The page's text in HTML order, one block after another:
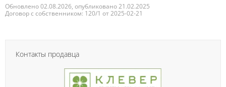
Обновлено 02.08.2026, опубликовано 21.02.2025
Договор с собственником: 120/1 от 2025-02-21
Контакты продавца